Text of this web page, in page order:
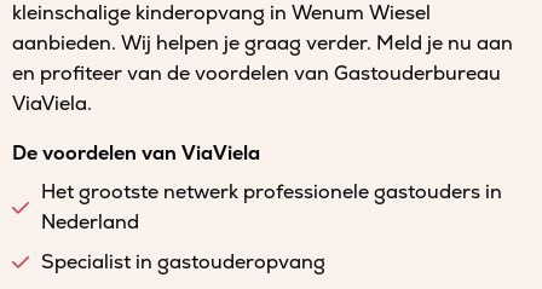
kleinschalige kinderopvang in Wenum Wiesel
aanbieden. Wij helpen je graag verder. Meld je nu aan
en profiteer van de voordelen van Gastouderbureau
ViaViela.
De voordelen van ViaViela
Het grootste netwerk professionele gastouders in
Nederland
Specialist in gastouderopvang